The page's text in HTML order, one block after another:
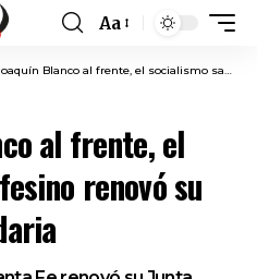
Font
Resizer
Aa
Blanco al frente, el socialismo santafesino renovó su estructura partidaria
al frente, el
renovó su